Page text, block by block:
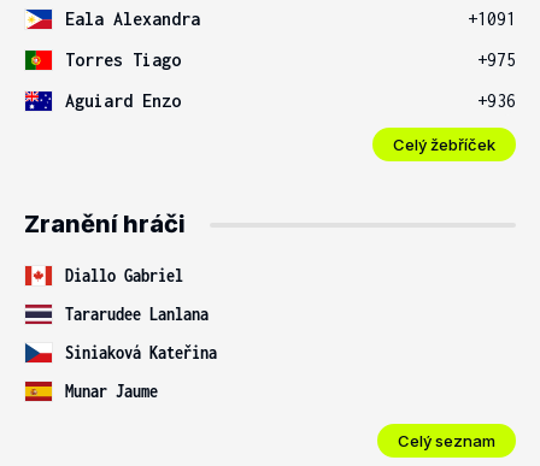
Eala Alexandra
+1091
Torres Tiago
+975
Aguiard Enzo
+936
Celý žebříček
Zranění hráči
Diallo Gabriel
Tararudee Lanlana
Siniaková Kateřina
Munar Jaume
Celý seznam